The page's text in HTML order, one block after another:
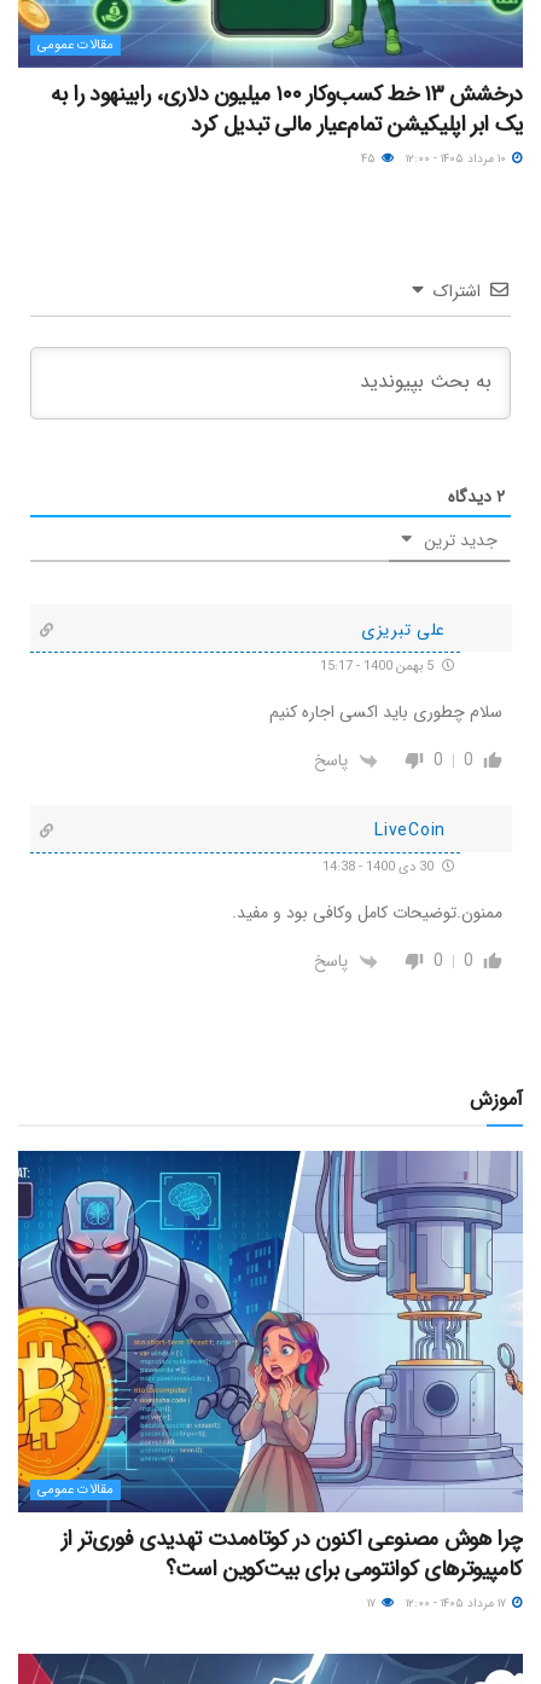
مقالات عمومی
درخشش ۱۳ خط کسب‌وکار ۱۰۰ میلیون دلاری، رابینهود را به
یک ابر اپلیکیشن تمام‌عیار مالی تبدیل کرد
اشتراک
۲دیدگاه
جدید ترین
علی تبریزی
سلام چطوری باید اکسی اجاره کنیم
0
0 پاسخ
LiveCoin
ممنون.توضیحات کامل وکافی بود و مفید.
0
0 پاسخ
آموزش
مقالات عمومی
چرا هوش مصنوعی اکنون در کوتاه‌مدت تهدیدی فوری‌تر از
کامپیوترهای کوانتومی برای بیت‌کوین است؟